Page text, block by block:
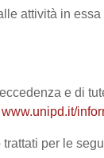
attività in
e di
www.unipd.it/
per le